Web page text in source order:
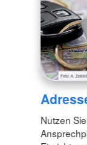
Nutzen